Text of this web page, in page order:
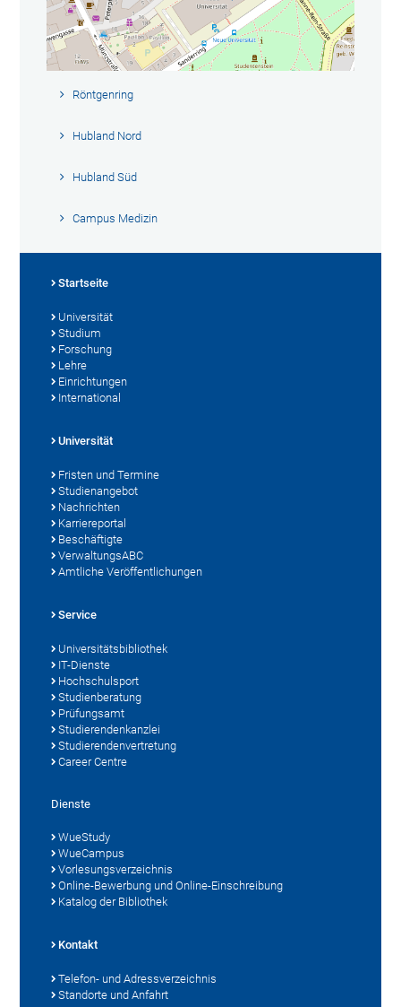
Röntgenring
Hubland Nord
Hubland Süd
Campus Medizin
Startseite
Universität
Studium
Forschung
Lehre
Einrichtungen
International
Universität
Fristen und Termine
Studienangebot
Nachrichten
Karriereportal
Beschäftigte
VerwaltungsABC
Amtliche Veröffentlichungen
Service
Universitätsbibliothek
IT-Dienste
Hochschulsport
Studienberatung
Prüfungsamt
Studierendenkanzlei
Studierendenvertretung
Career Centre
Dienste
WueStudy
WueCampus
Vorlesungsverzeichnis
Online-Bewerbung und Online-Einschreibung
Katalog der Bibliothek
Kontakt
Telefon- und Adressverzeichnis
Standorte und Anfahrt